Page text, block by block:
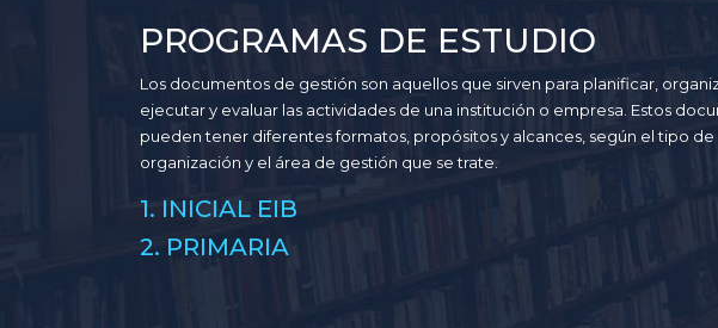
PROGRAMAS DE ESTUDIO
Los documentos de gestión son aquellos que sirven para planificar,
ejecutar y evaluar las actividades de una institución o empresa. Estos
pueden tener diferentes formatos, propósitos y alcances, según el tipo de
organización y el área de gestión que se trate.
1. INICIAL EIB
2. PRIMARIA